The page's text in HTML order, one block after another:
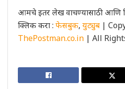
आमचे इतर लेख वाचण्यासाठी आणि
क्लिक करा : फेसबुक, युट्युब |
ThePostman.co.in | All